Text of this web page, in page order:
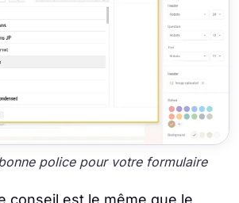
police pour votre formulaire
conseil est le même que le